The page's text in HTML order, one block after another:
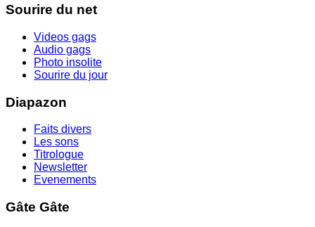
Sourire du net
Videos gags
Audio gags
Photo insolite
Sourire du jour
Diapazon
Faits divers
Les sons
Titrologue
Newsletter
Evenements
Gâte Gâte